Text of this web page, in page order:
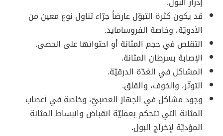
قد يكون كثرة التبوّل عارضاً جرّاء تناول نوع معين من
الأدويّة، وخاصة الفروسامايد.
التقلص في حجم المثانة أو احتوائها على الحصى.
الإصابة بسرطان المثانة.
المشاكل في الغدّة الدرقيّة.
التوتّر، والخوف، والقلق.
وجود مشاكل في الجهاز العصبيّ، وخاصة في أعصاب
المثانة التي تتحكم بعمليّة انقباض وانبساط المثانة
المؤديّة لإخراج البول.